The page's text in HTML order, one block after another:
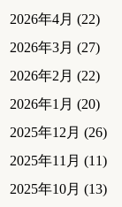
2026年4月 (22)
2026年3月 (27)
2026年2月 (22)
2026年1月 (20)
2025年12月 (26)
2025年11月 (11)
2025年10月 (13)